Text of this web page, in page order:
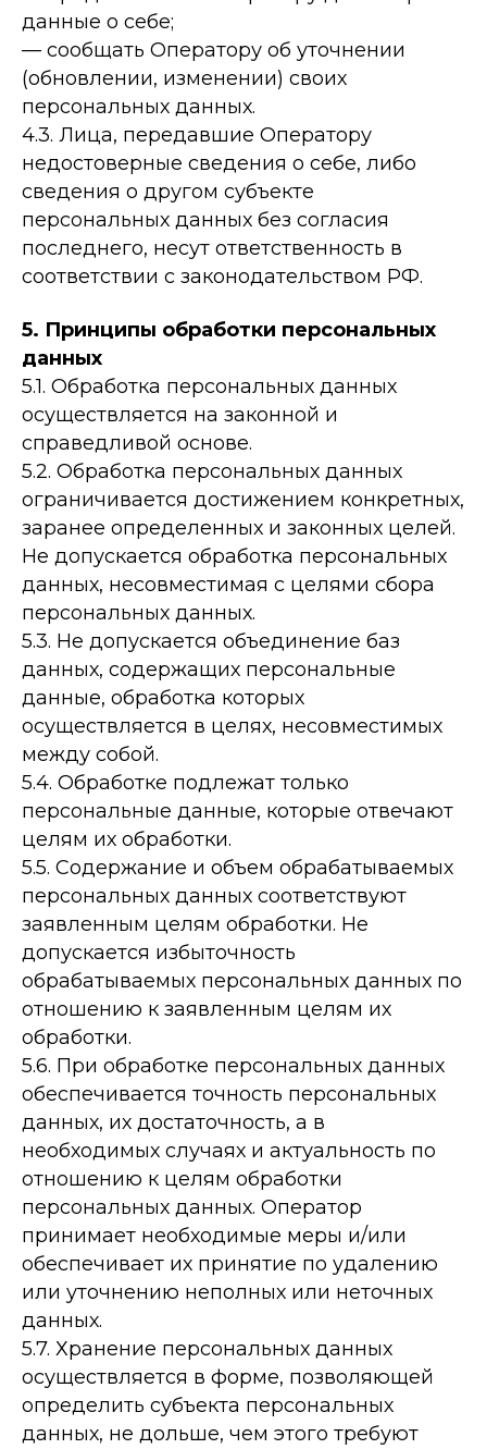
данные о себе;
— сообщать Оператору об уточнении
(обновлении, изменении) своих
персональных данных.
4.3. Лица, передавшие Оператору
недостоверные сведения о себе, либо
сведения о другом субъекте
персональных данных без согласия
последнего, несут ответственность в
соответствии с законодательством РФ.
5. Принципы обработки персональных
данных
5.1. Обработка персональных данных
осуществляется на законной и
справедливой основе.
5.2. Обработка персональных данных
ограничивается достижением конкретных,
заранее определенных и законных целей.
Не допускается обработка персональных
данных, несовместимая с целями сбора
персональных данных.
5.3. Не допускается объединение баз
данных, содержащих персональные
данные, обработка которых
осуществляется в целях, несовместимых
между собой.
5.4. Обработке подлежат только
персональные данные, которые отвечают
целям их обработки.
5.5. Содержание и объем обрабатываемых
персональных данных соответствуют
заявленным целям обработки. Не
допускается избыточность
обрабатываемых персональных данных по
отношению к заявленным целям их
обработки.
5.6. При обработке персональных данных
обеспечивается точность персональных
данных, их достаточность, а в
необходимых случаях и актуальность по
отношению к целям обработки
персональных данных. Оператор
принимает необходимые меры и/или
обеспечивает их принятие по удалению
или уточнению неполных или неточных
данных.
5.7. Хранение персональных данных
осуществляется в форме, позволяющей
определить субъекта персональных
данных, не дольше, чем этого требуют